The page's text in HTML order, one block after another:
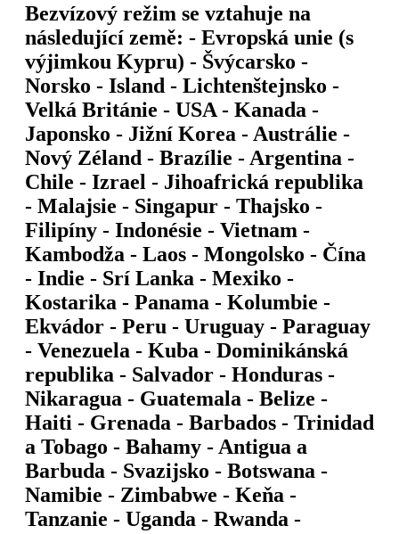
Bezvízový režim se vztahuje na
následující země: - Evropská unie (s
výjimkou Kypru) - Švýcarsko -
Norsko - Island - Lichtenštejnsko -
Velká Británie - USA - Kanada -
Japonsko - Jižní Korea - Austrálie -
Nový Zéland - Brazílie - Argentina -
Chile - Izrael - Jihoafrická republika
- Malajsie - Singapur - Thajsko -
Filipíny - Indonésie - Vietnam -
Kambodža - Laos - Mongolsko - Čína
- Indie - Srí Lanka - Mexiko -
Kostarika - Panama - Kolumbie -
Ekvádor - Peru - Uruguay - Paraguay
- Venezuela - Kuba - Dominikánská
republika - Salvador - Honduras -
Nikaragua - Guatemala - Belize -
Haiti - Grenada - Barbados - Trinidad
a Tobago - Bahamy - Antigua a
Barbuda - Svazijsko - Botswana -
Namibie - Zimbabwe - Keňa -
Tanzanie - Uganda - Rwanda -